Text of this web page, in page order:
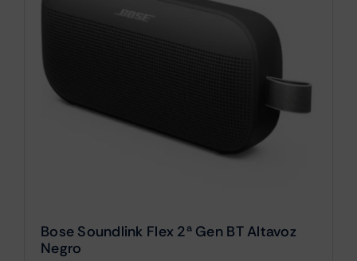
Bose Soundlink Flex 2ª Gen BT Altavoz
Negro